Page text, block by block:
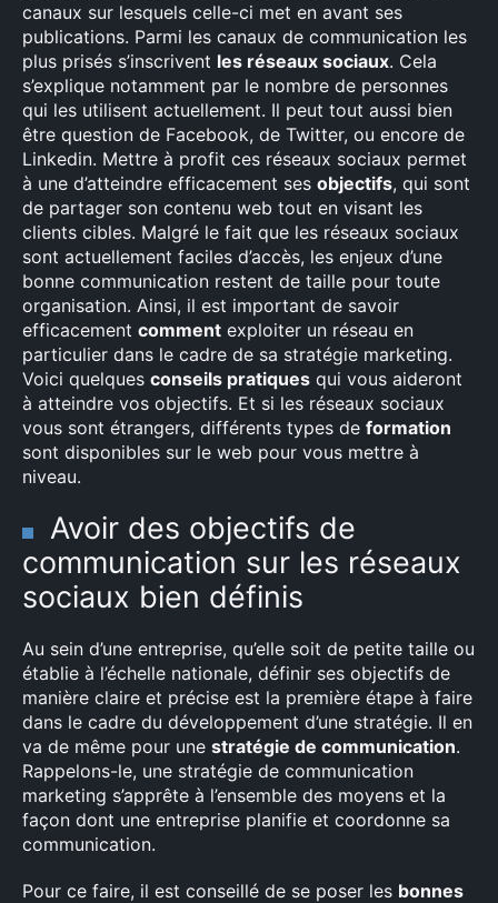
canaux sur lesquels celle-ci met en avant ses
publications. Parmi les canaux de communication les
plus prisés s’inscrivent les réseaux sociaux. Cela
s’explique notamment par le nombre de personnes
qui les utilisent actuellement. Il peut tout aussi bien
être question de Facebook, de Twitter, ou encore de
Linkedin. Mettre à profit ces réseaux sociaux permet
à une d’atteindre efficacement ses objectifs, qui sont
de partager son contenu web tout en visant les
clients cibles. Malgré le fait que les réseaux sociaux
sont actuellement faciles d’accès, les enjeux d’une
bonne communication restent de taille pour toute
organisation. Ainsi, il est important de savoir
efficacement comment exploiter un réseau en
particulier dans le cadre de sa stratégie marketing.
Voici quelques conseils pratiques qui vous aideront
à atteindre vos objectifs. Et si les réseaux sociaux
vous sont étrangers, différents types de formation
sont disponibles sur le web pour vous mettre à
niveau.
Avoir des objectifs de
communication sur les réseaux
sociaux bien définis
Au sein d’une entreprise, qu’elle soit de petite taille ou
établie à l’échelle nationale, définir ses objectifs de
manière claire et précise est la première étape à faire
dans le cadre du développement d’une stratégie. Il en
va de même pour une stratégie de communication.
Rappelons-le, une stratégie de communication
marketing s’apprête à l’ensemble des moyens et la
façon dont une entreprise planifie et coordonne sa
communication.
Pour ce faire, il est conseillé de se poser les bonnes